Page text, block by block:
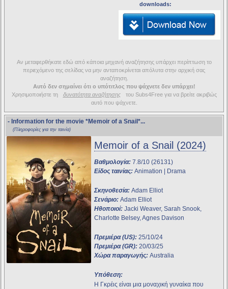
downloads:
Αν μεταφερθήκατε εδώ από κάποια μηχανή αναζήτησης υπάρχει περίπτωση το
περιεχόμενο της σελίδας να μην ανταποκρίνεται απόλυτα στην αρχική σας
αναζήτηση.
Αυτό δεν σημαίνει ότι ο υπότιτλος που ψάχνετε δεν υπάρχει!
Χρησιμοποιήστε τη
δυνατότητα αναζήτησης
του Subs4Free για να βρείτε ακριβώς
αυτό που ψάχνετε.
- Information for the movie *Memoir of a Snail*...
(Πληροφορίες για την ταινία)
Memoir of a Snail (2024)
Βαθμολογία: 7.8/10 (26131)
Είδος ταινίας: Animation | Drama
Σκηνοθεσία: Adam Elliot
Σενάριο: Adam Elliot
Ηθοποιοί: Jacki Weaver, Sarah Snook,
Charlotte Belsey, Agnes Davison
Πρεμιέρα (US): 25/10/24
Πρεμιέρα (GR): 20/03/25
Χώρα παραγωγής: Australia
Υπόθεση:
Η Γκρέις είναι μια μοναχική γυναίκα που